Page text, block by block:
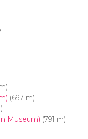
(697 m)
Museum) (791 m)